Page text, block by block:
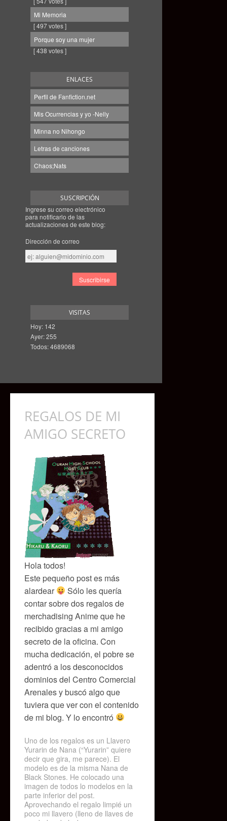
Mi Memoria
[ 497 votes ]
Porque soy una mujer
[ 438 votes ]
ENLACES
Perfil de Fanfiction.net
Mis Ocurrencias y yo -Nelly
Minna no Nihongo
Letras de canciones
Chaos;Nats
SUSCRIPCIÓN
Ingrese su correo electrónico
para notificarlo de las
actualizaciones de este blog:
Dirección de correo
Dirección
de
VISITAS
Hoy: 142
Ayer: 255
Todos: 4689068
REGALOS DE MI
AMIGO SECRETO
Hola todos!
Este pequeño post es más
alardear
Sólo les quería
contar sobre dos regalos de
merchadising Anime que he
recibido gracias a mi amigo
secreto de la oficina. Con
mucha dedicación, el pobre se
adentró a los desconocidos
dominios del Centro Comercial
Arenales y buscó algo que
tuviera que ver con el contenido
de mi blog. Y lo encontró
Uno de los regalos es un Llavero
Yurarin de Nana (“Yurarin” quiere
decir que gira, me parece). El
modelo es de la misma Nana de
Black Stones. He colocado una
imagen de todos lo modelos en la
parte inferior del post.
Aprovechando el regalo limpié un
poco mi llavero (lleno de llaves de